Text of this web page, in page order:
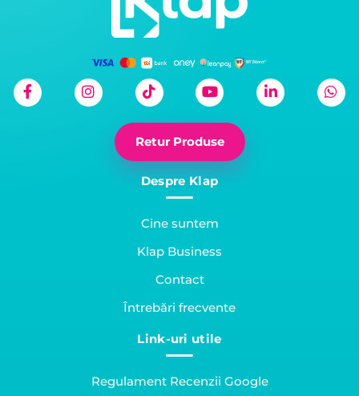
Retur Produse
Despre Klap
Cine suntem
Klap Business
Contact
Întrebări frecvente
Link-uri utile
Regulament Recenzii Google